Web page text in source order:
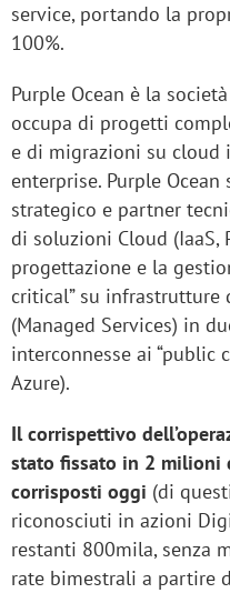
service, portando la
100%.
Purple Ocean è la
occupa di progetti
e di migrazioni su
enterprise. Purple
strategico e partner
di soluzioni Cloud (IaaS,
progettazione e la
critical” su
(Managed Services) in
interconnesse ai “public
Azure).
Il corrispettivo
stato fissato in 2
corrisposti oggi (di
riconosciuti in azioni
restanti 800mila, senza
rate bimestrali a partire